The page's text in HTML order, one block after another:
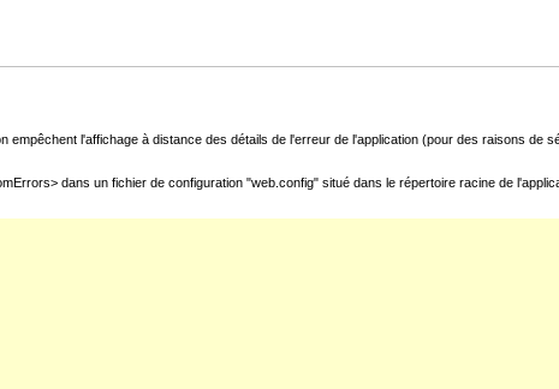
l'affichage à distance des détails de l'erreur de l'application (pour des raisons de
dans un fichier de configuration "web.config" situé dans le répertoire racine de